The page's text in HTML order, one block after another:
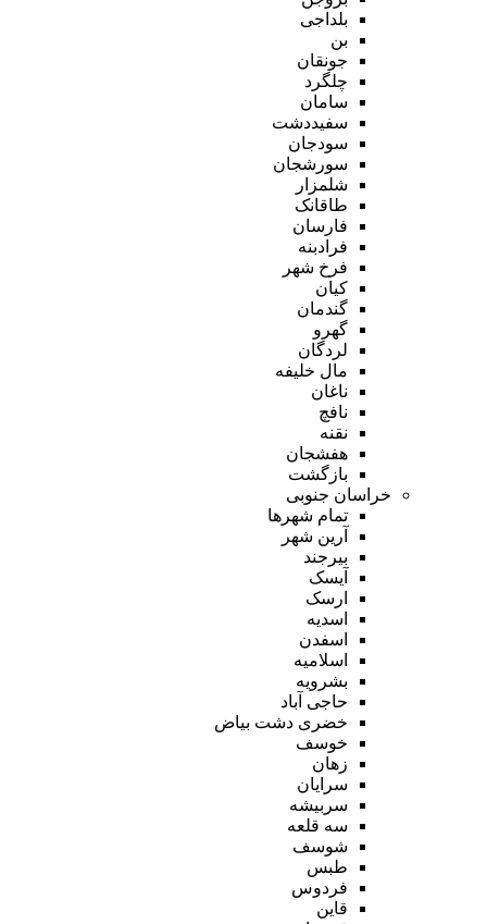
بلداجی
بن
جونقان
چلگرد
سامان
سفیددشت
سودجان
سورشجان
شلمزار
طاقانک
فارسان
فرادبنه
فرخ شهر
کیان
گندمان
گهرو
لردگان
مال خلیفه
ناغان
نافچ
نقنه
هفشجان
بازگشت
خراسان جنوبی
تمام شهر‌ها
آرین شهر
بیرجند
آیسک
ارسک
اسدیه
اسفدن
اسلامیه
بشرویه
حاجی آباد
خضری دشت بیاض
خوسف
زهان
سرایان
سربیشه
سه قلعه
شوسف
طبس
فردوس
قاین